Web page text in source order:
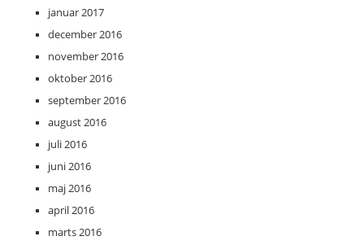
januar 2017
december 2016
november 2016
oktober 2016
september 2016
august 2016
juli 2016
juni 2016
maj 2016
april 2016
marts 2016